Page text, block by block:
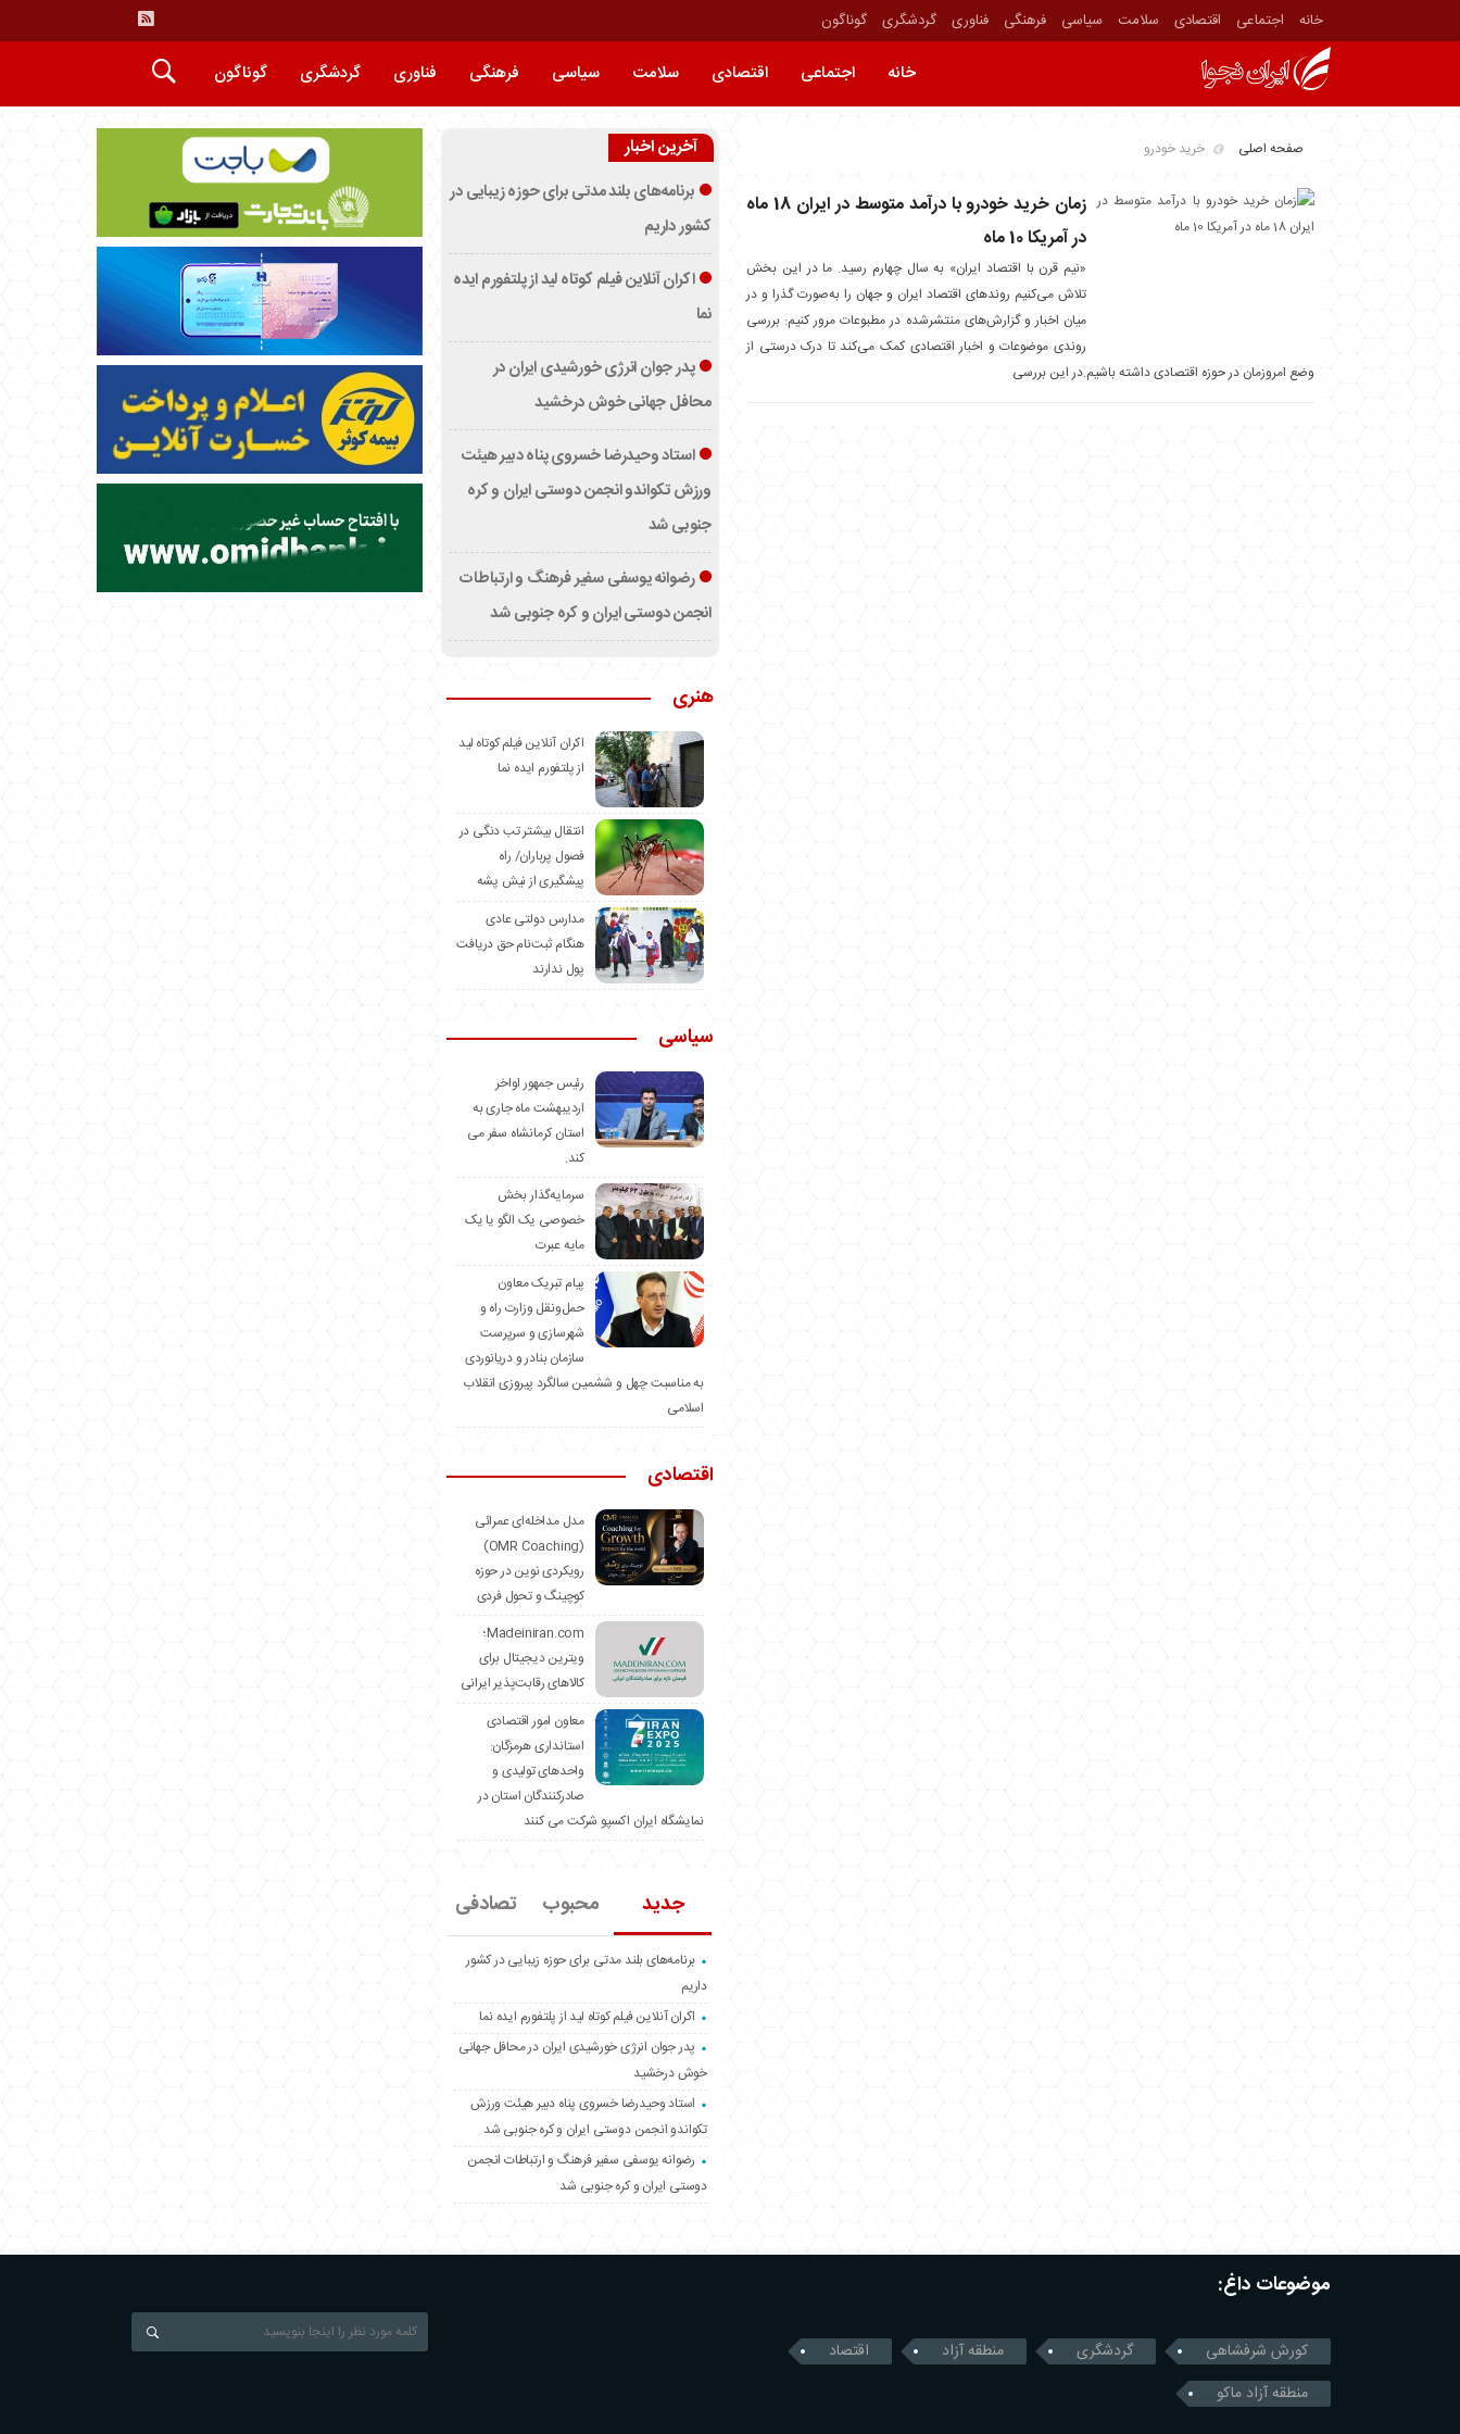
خانه اجتماعی اقتصادی سلامت سیاسی فرهنگی فناوری گردشگری گوناگون
خانه اجتماعی اقتصادی سلامت سیاسی فرهنگی فناوری گردشگری گوناگون
صفحه اصلی خرید خودرو
زمان خرید خودرو با درآمد متوسط در ایران 18 ماه
در آمریکا 10 ماه
«نیم قرن با اقتصاد ایران» به سال چهارم رسید. ما در این بخش‌
تلاش می‌کنیم روندهای اقتصاد ایران و جهان را به‌صورت گذرا و در
میان اخبار و گزارش‌های منتشرشده در مطبوعات مرور کنیم: بررسی
روندی موضوعات و اخبار اقتصادی کمک می‌کند تا درک درستی از
وضع امروزمان در حوزه اقتصادی داشته باشیم.در این بررسی
آخرین اخبار
برنامه‌های بلند مدتی برای حوزه زیبایی در
کشور داریم
اکران آنلاین فیلم کوتاه لید از پلتفورم ایده
نما
پدر جوان انرژی خورشیدی ایران در
محافل جهانی خوش درخشید
استاد وحیدرضا خسروی پناه دبیر هیئت
ورزش تکواندو انجمن دوستی ایران و کره
جنوبی شد
رضوانه یوسفی سفیر فرهنگ و ارتباطات
انجمن دوستی ایران و کره جنوبی شد
هنری
اکران آنلاین فیلم کوتاه لید
از پلتفورم ایده نما
انتقال بیشتر تب دنگی در
فصول پرباران/ راه
پیشگیری از نیش پشه
مدارس دولتی عادی
هنگام ثبت‌نام حق دریافت
پول ندارند
سیاسی
رئیس جمهور اواخر
اردیبهشت ماه جاری به
استان کرمانشاه سفر می
کند.
سرمایه‌گذار بخش
خصوصی یک الگو یا یک
مایه عبرت
️پیام تبریک معاون
حمل‌ونقل وزارت راه و
شهرسازی و سرپرست
سازمان بنادر و دریانوردی
به مناسبت چهل و ششمین سالگرد پیروزی انقلاب
اسلامی
اقتصادی
مدل مداخله‌ای عمرائی
(OMR Coaching)
رویکردی نوین در حوزه
کوچینگ و تحول فردی
Madeiniran.com؛
ویترین دیجیتال برای
کالاهای رقابت‌پذیر ایرانی
معاون امور اقتصادی
استانداری هرمزگان:
واحدهای تولیدی و
صادرکنندگان استان در
نمایشگاه ایران اکسپو شرکت می کنند
جدید محبوب تصادفی
برنامه‌های بلند مدتی برای حوزه زیبایی در کشور
داریم
اکران آنلاین فیلم کوتاه لید از پلتفورم ایده نما
پدر جوان انرژی خورشیدی ایران در محافل جهانی
خوش درخشید
استاد وحیدرضا خسروی پناه دبیر هیئت ورزش
تکواندو انجمن دوستی ایران و کره جنوبی شد
رضوانه یوسفی سفیر فرهنگ و ارتباطات انجمن
دوستی ایران و کره جنوبی شد
موضوعات داغ:
کورش شرفشاهی گردشگری منطقه آزاد
اقتصاد
منطقه آزاد ماکو